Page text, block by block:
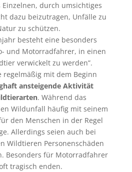
durch umsichtiges
dazu beizutragen, Unfälle zu
zu schützen.
besteht eine besonders
und Motorradfahrer, in einen
verwickelt zu werden”.
mit dem Beginn
ansteigende Aktivität
. Während das
Wildunfall häufig mit seinem
den Menschen in der Regel
Allerdings seien auch bei
Wildtieren Personenschäden
Besonders für Motorradfahrer
tragisch enden.